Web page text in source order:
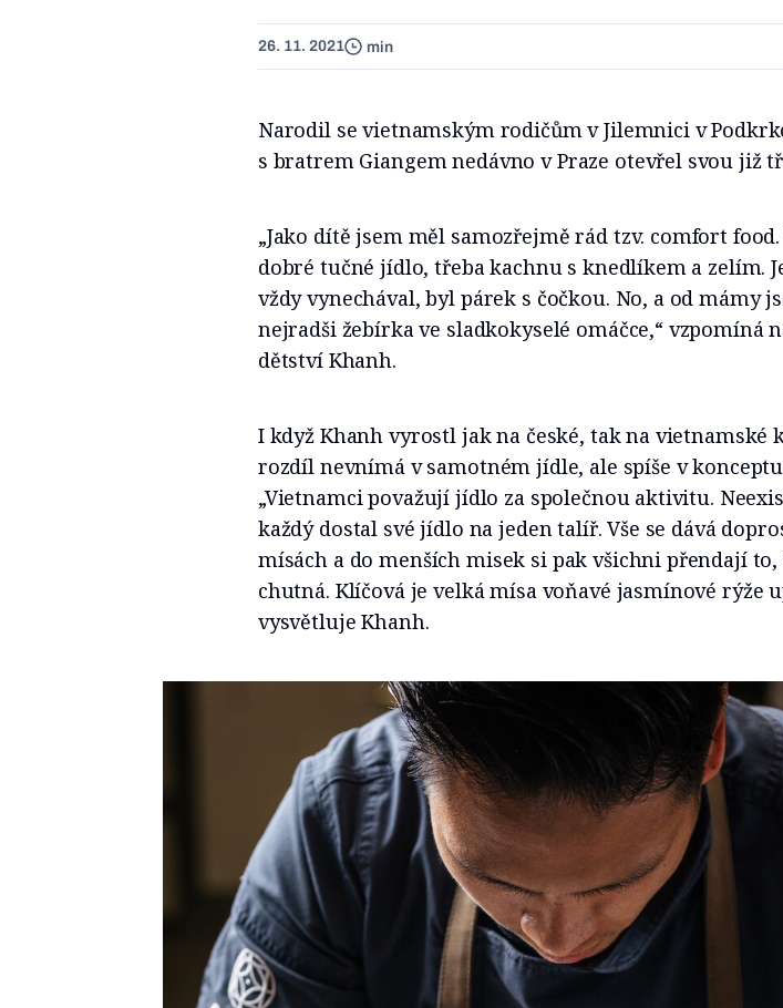
26. 11. 2021 min
Narodil se vietnamským rodičům v Jilemnici v
s bratrem Giangem nedávno v Praze otevřel svou již
„Jako dítě jsem měl samozřejmě rád tzv. comfort
dobré tučné jídlo, třeba kachnu s knedlíkem a zelím.
vždy vynechával, byl párek s čočkou. No, a od mámy
nejradši žebírka ve sladkokyselé omáčce,“ vzpomíná
dětství Khanh.
I když Khanh vyrostl jak na české, tak na vietnamské
rozdíl nevnímá v samotném jídle, ale spíše v
„Vietnamci považují jídlo za společnou aktivitu.
každý dostal své jídlo na jeden talíř. Vše se dává
mísách a do menších misek si pak všichni přendají
chutná. Klíčová je velká mísa voňavé jasmínové rýže
vysvětluje Khanh.